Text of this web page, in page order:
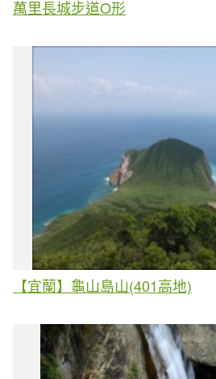
萬里長城步道O形
【宜蘭】龜山島山(401高地)